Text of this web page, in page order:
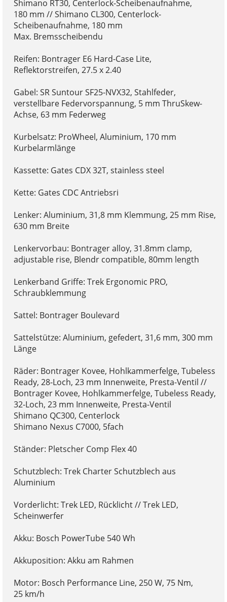
Shimano RT30, Centerlock-Scheibenaufnahme,
180 mm // Shimano CL300, Centerlock-
Scheibenaufnahme, 180 mm
Max. Bremsscheibendu
Reifen: Bontrager E6 Hard-Case Lite,
Reflektorstreifen, 27.5 x 2.40
Gabel: SR Suntour SF25-NVX32, Stahlfeder,
verstellbare Federvorspannung, 5 mm ThruSkew-
Achse, 63 mm Federweg
Kurbelsatz: ProWheel, Aluminium, 170 mm
Kurbelarmlänge
Kassette: Gates CDX 32T, stainless steel
Kette: Gates CDC Antriebsri
Lenker: Aluminium, 31,8 mm Klemmung, 25 mm Rise,
630 mm Breite
Lenkervorbau: Bontrager alloy, 31.8mm clamp,
adjustable rise, Blendr compatible, 80mm length
Lenkerband Griffe: Trek Ergonomic PRO,
Schraubklemmung
Sattel: Bontrager Boulevard
Sattelstütze: Aluminium, gefedert, 31,6 mm, 300 mm
Länge
Räder: Bontrager Kovee, Hohlkammerfelge, Tubeless
Ready, 28-Loch, 23 mm Innenweite, Presta-Ventil //
Bontrager Kovee, Hohlkammerfelge, Tubeless Ready,
32-Loch, 23 mm Innenweite, Presta-Ventil
Shimano QC300, Centerlock
Shimano Nexus C7000, 5fach
Ständer: Pletscher Comp Flex 40
Schutzblech: Trek Charter Schutzblech aus
Aluminium
Vorderlicht: Trek LED, Rücklicht // Trek LED,
Scheinwerfer
Akku: Bosch PowerTube 540 Wh
Akkuposition: Akku am Rahmen
Motor: Bosch Performance Line, 250 W, 75 Nm,
25 km/h